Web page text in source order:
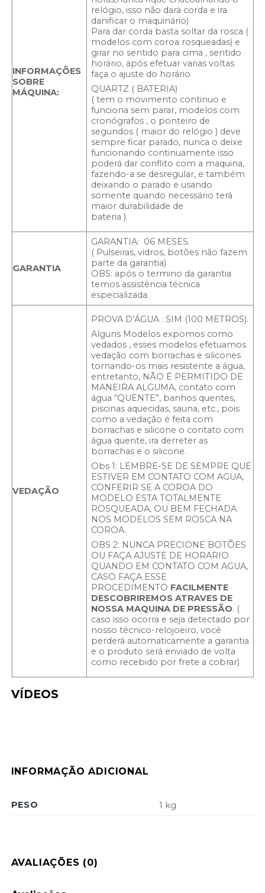
INFORMAÇÕES
SOBRE
MÁQUINA:
relógio, isso não dará corda e ira
danificar o maquinário)
Para dar corda basta soltar da rosca (
modelos com coroa rosqueadas) e
girar no sentido para cima , sentido
horário, após efetuar varias voltas
faça o ajuste do horário
QUARTZ ( BATERIA)
( tem o movimento continuo e
funciona sem parar, modelos com
cronógrafos , o ponteiro de
segundos ( maior do relógio ) deve
sempre ficar parado, nunca o deixe
funcionando continuamente isso
poderá dar conflito com a maquina,
fazendo-a se desregular, e também
deixando o parado e usando
somente quando necessário terá
maior durabilidade de
bateria ).
GARANTIA
GARANTIA: 06 MESES.
( Pulseiras, vidros, botões não fazem
parte da garantia)
OBS: após o termino da garantia
temos assistência técnica
especializada.
VEDAÇÃO
PROVA D’ÁGUA : SIM (100 METROS).
Alguns Modelos expomos como
vedados , esses modelos efetuamos
vedação com borrachas e silicones
tornando-os mais resistente a água,
entretanto, NÃO É PERMITIDO DE
MANEIRA ALGUMA, contato com
água “QUENTE”, banhos quentes,
piscinas aquecidas, sauna, etc., pois
como a vedação é feita com
borrachas e silicone o contato com
água quente, ira derreter as
borrachas e o silicone.
Obs 1: LEMBRE-SE DE SEMPRE QUE
ESTIVER EM CONTATO COM AGUA,
CONFERIR SE A COROA DO
MODELO ESTA TOTALMENTE
ROSQUEADA, OU BEM FECHADA
NOS MODELOS SEM ROSCA NA
COROA.
OBS 2: NUNCA PRECIONE BOTÕES
OU FAÇA AJUSTE DE HORARIO
QUANDO EM CONTATO COM AGUA,
CASO FAÇA ESSE
PROCEDIMENTO FACILMENTE
DESCOBRIREMOS ATRAVES DE
NOSSA MAQUINA DE PRESSÃO. (
caso isso ocorra e seja detectado por
nosso técnico-relojoeiro, você
perderá automaticamente a garantia
e o produto será enviado de volta
como recebido por frete a cobrar)
VÍDEOS
INFORMAÇÃO ADICIONAL
PESO 1 kg
AVALIAÇÕES (0)